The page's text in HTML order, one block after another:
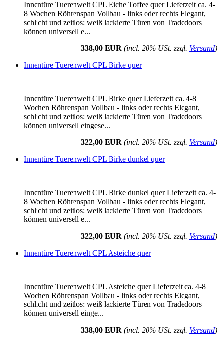
Innentüre Tuerenwelt CPL Eiche Toffee quer Lieferzeit ca. 4-
8 Wochen Röhrenspan Vollbau - links oder rechts Elegant,
schlicht und zeitlos: weiß lackierte Türen von Tradedoors
können universell e...
338,00 EUR (incl. 20% USt. zzgl. Versand)
Innentüre Tuerenwelt CPL Birke quer
Innentüre Tuerenwelt CPL Birke quer Lieferzeit ca. 4-8
Wochen Röhrenspan Vollbau - links oder rechts Elegant,
schlicht und zeitlos: weiß lackierte Türen von Tradedoors
können universell eingese...
322,00 EUR (incl. 20% USt. zzgl. Versand)
Innentüre Tuerenwelt CPL Birke dunkel quer
Innentüre Tuerenwelt CPL Birke dunkel quer Lieferzeit ca. 4-
8 Wochen Röhrenspan Vollbau - links oder rechts Elegant,
schlicht und zeitlos: weiß lackierte Türen von Tradedoors
können universell e...
322,00 EUR (incl. 20% USt. zzgl. Versand)
Innentüre Tuerenwelt CPL Asteiche quer
Innentüre Tuerenwelt CPL Asteiche quer Lieferzeit ca. 4-8
Wochen Röhrenspan Vollbau - links oder rechts Elegant,
schlicht und zeitlos: weiß lackierte Türen von Tradedoors
können universell einge...
338,00 EUR (incl. 20% USt. zzgl. Versand)